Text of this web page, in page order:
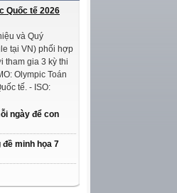
Quốc tế 2026
và Quý
tại VN) phối hợp
tham gia 3 kỳ thi
Olympic Toán
tế. - ISO:
ngày để con
đề minh họa 7